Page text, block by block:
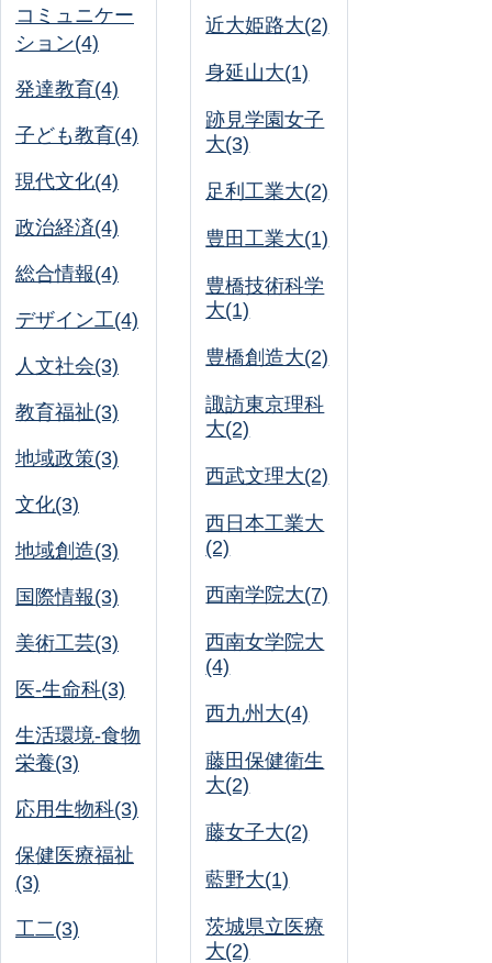
コミュニケー
ション(4)
発達教育(4)
子ども教育(4)
現代文化(4)
政治経済(4)
総合情報(4)
デザイン工(4)
人文社会(3)
教育福祉(3)
地域政策(3)
文化(3)
地域創造(3)
国際情報(3)
美術工芸(3)
医-生命科(3)
生活環境-食物
栄養(3)
応用生物科(3)
保健医療福祉
(3)
工二(3)
近大姫路大(2)
身延山大(1)
跡見学園女子
大(3)
足利工業大(2)
豊田工業大(1)
豊橋技術科学
大(1)
豊橋創造大(2)
諏訪東京理科
大(2)
西武文理大(2)
西日本工業大
(2)
西南学院大(7)
西南女学院大
(4)
西九州大(4)
藤田保健衛生
大(2)
藤女子大(2)
藍野大(1)
茨城県立医療
大(2)